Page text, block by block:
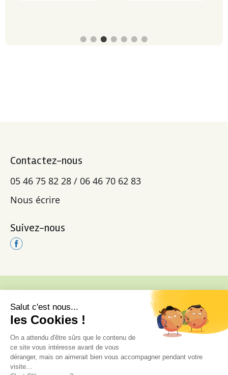
34 C, 34 Rue des Anciennes Salines,
Contactez-nous
05 46 75 82 28 / 06 46 70 62 83
Nous écrire
Suivez-nous